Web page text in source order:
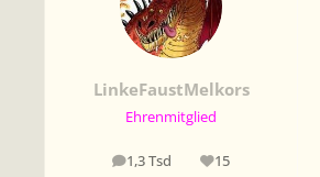
LinkeFaustMelkors
Ehrenmitglied
1,3 Tsd
Beiträge 15
Reputation